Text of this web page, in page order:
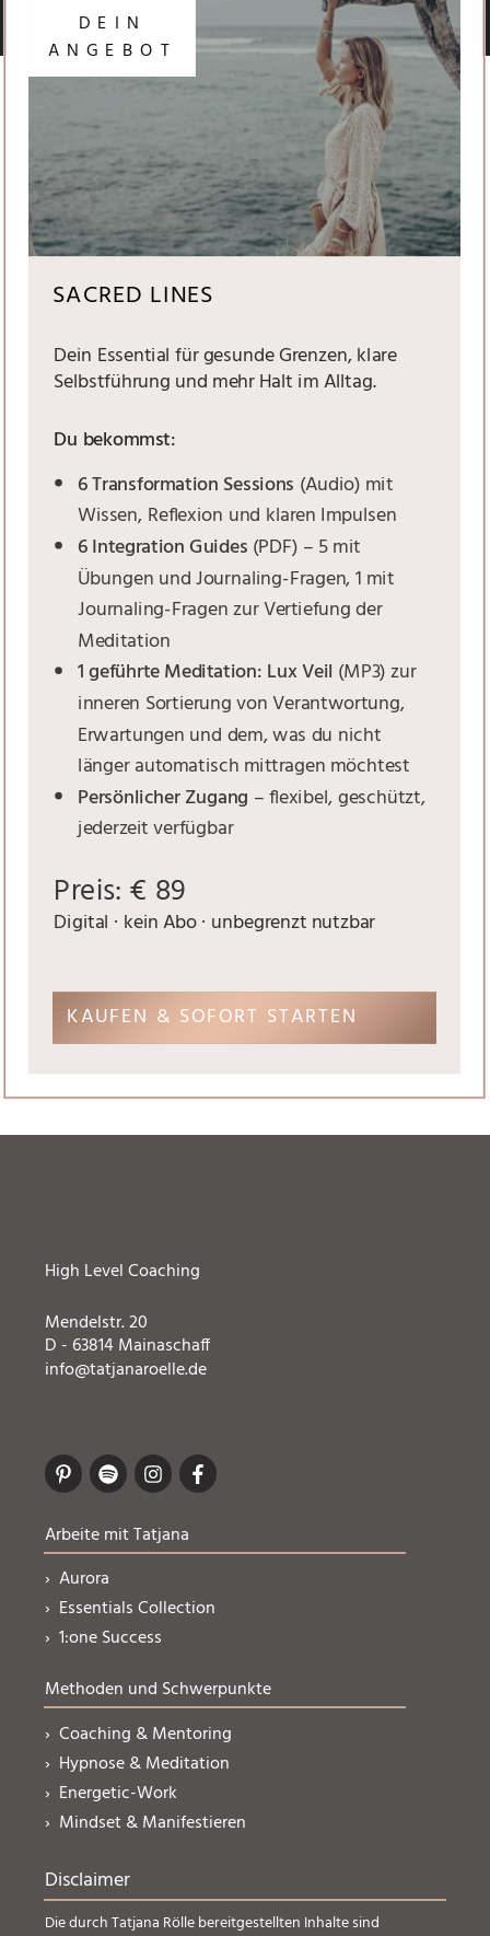
DEIN
ANGEBOT
SACRED LINES
Dein Essential für gesunde Grenzen, klare
Selbstführung und mehr Halt im Alltag.
Du bekommst:
6 Transformation Sessions (Audio) mit
Wissen, Reflexion und klaren Impulsen
6 Integration Guides (PDF) – 5 mit
Übungen und Journaling-Fragen, 1 mit
Journaling-Fragen zur Vertiefung der
Meditation
1 geführte Meditation: Lux Veil (MP3) zur
inneren Sortierung von Verantwortung,
Erwartungen und dem, was du nicht
länger automatisch mittragen möchtest
Persönlicher Zugang – flexibel, geschützt,
jederzeit verfügbar
Preis: € 89
Digital · kein Abo · unbegrenzt nutzbar
KAUFEN & SOFORT STARTEN
High Level Coaching
Mendelstr. 20
D - 63814 Mainaschaff
info@tatjanaroelle.de
Arbeite mit Tatjana
› Aurora
› Essentials Collection
› 1:one Success
Methoden und Schwerpunkte
› Coaching & Mentoring
› Hypnose & Meditation
› Energetic-Work
› Mindset & Manifestieren
Disclaimer
Die durch Tatjana Rölle bereitgestellten Inhalte sind